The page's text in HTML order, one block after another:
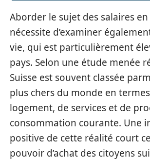
Aborder le sujet des salaires en
nécessite d’examiner
vie, qui est particulièrement
pays. Selon une étude menée
Suisse est souvent classée
plus chers du monde en
logement, de services et de
consommation courante. Une
positive de cette réalité court
pouvoir d’achat des citoyens